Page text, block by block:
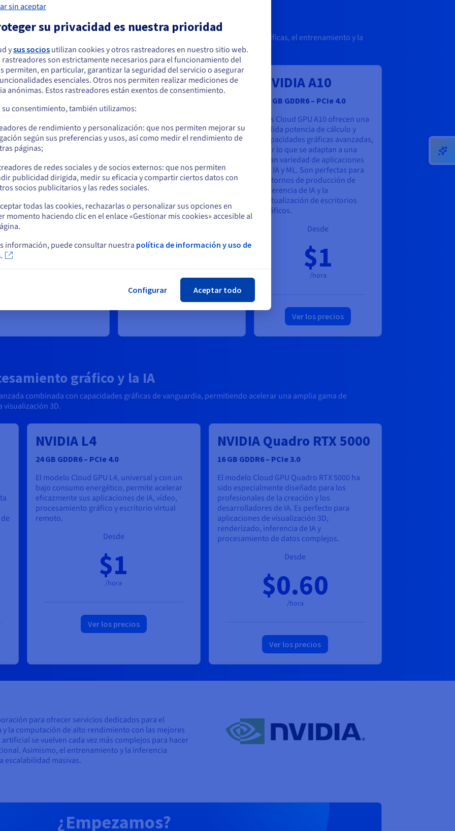
trabajo de IA
cálculo necesarias para tareas de alta precisión como las simulaciones científicas, el entrenamiento y la
H100
más avanzados de la
NVIDIA, son perfectas para
de IA y deep
de LLM y el
de redes
complejas.
Desde
$2.99
NVIDIA V100S
polivalente, especialmente
diseñado para acelerar las
el deep learning y el cálculo
científico.
$0.88
/hora
Ver los precios
NVIDIA A10
24 GB GDDR6 – PCIe 4.0
Las Cloud GPU A10 ofrecen una
sólida potencia de cálculo y
capacidades gráficas avanzadas,
por lo que se adaptan a una
gran variedad de aplicaciones
de IA y ML. Son perfectas para
entornos de producción de
inferencia de IA y la
virtualización de escritorios
gráficos.
Desde
$1
/hora
Ver los precios
gráfico y la IA
combinada con capacidades gráficas de vanguardia, permitiendo acelerar una amplia gama de
visualización 3D.
NVIDIA L4
24 GB GDDR6 – PCIe 4.0
El modelo Cloud GPU L4, universal y con un
bajo consumo energético, permite acelerar
eficazmente sus aplicaciones de IA, vídeo,
procesamiento gráfico y escritorio virtual
remoto.
Desde
$1
/hora
Ver los precios
NVIDIA Quadro RTX 5000
16 GB GDDR6 – PCIe 3.0
El modelo Cloud GPU Quadro RTX 5000 ha
sido especialmente diseñado para los
profesionales de la creación y los
desarrolladores de IA. Es perfecto para
aplicaciones de visualización 3D,
renderizado, inferencia de IA y
procesamiento de datos complejos.
Desde
$0.60
/hora
Ver los precios
para ofrecer servicios dedicados para el
la computación de alto rendimiento con las mejores
se vuelven cada vez más complejos para hacer
Asimismo, el entrenamiento y la inferencia
escalabilidad masivas.
¿Empezamos?
que está ubicado en Estados Unidos
hacer un pedido desde Estados Unidos, deberá buscar el sitio web
y crear una cuenta.
us.ovhcloud.com/public-cloud Inglés USD - $
Permanezca en el sitio web actual
otro sitio web
sin aceptar
su privacidad es nuestra prioridad
ysus socios utilizan cookies y otros rastreadores en nuestro sitio web.
rastreadores son estrictamente necesarios para el funcionamiento del
permiten, en particular, garantizar la seguridad del servicio o asegurar
esenciales. Otros nos permiten realizar mediciones de
anónimas. Estos rastreadores están exentos de consentimiento.
su consentimiento, también utilizamos:
de rendimiento y personalización: que nos permiten mejorar su
según sus preferencias y usos, así como medir el rendimiento de
páginas;
de redes sociales y de socios externos: que nos permiten
publicidad dirigida, medir su eficacia y compartir ciertos datos con
socios publicitarios y las redes sociales.
todas las cookies, rechazarlas o personalizar sus opciones en
momento haciendo clic en el enlace «Gestionar mis cookies» accesible al
información, puede consultar nuestra política de información y uso de
Configurar Aceptar todo